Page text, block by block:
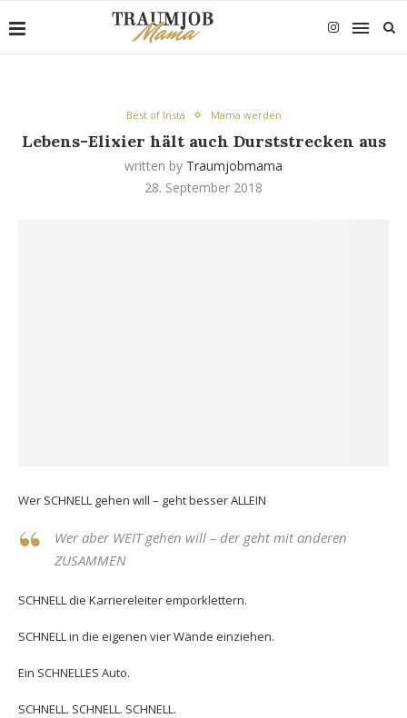
Best of Insta Mama werden
Lebens-Elixier hält auch Durststrecken aus
written by Traumjobmama
28. September 2018
Wer SCHNELL gehen will – geht besser ALLEIN
Wer aber WEIT gehen will – der geht mit anderen
ZUSAMMEN
SCHNELL die Karriereleiter emporklettern.
SCHNELL in die eigenen vier Wände einziehen.
Ein SCHNELLES Auto.
SCHNELL. SCHNELL. SCHNELL.